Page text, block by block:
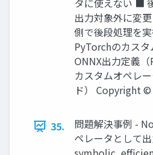
タに使えない ■
出力対象外に変
側で後段処理を
PyTorchのカス
ONNX出力定義
カスタムオペレ
ド） Copyright
35.
問題解決事例 -
ペレータとして